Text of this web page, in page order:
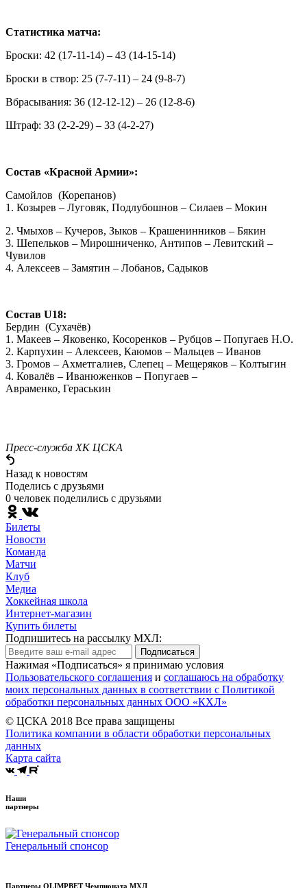
Статистика матча:
Броски: 42 (17-11-14) – 43 (14-15-14)
Броски в створ: 25 (7-7-11) – 24 (9-8-7)
Вбрасывания: 36 (12-12-12) – 26 (12-8-6)
Штраф: 33 (2-2-29) – 33 (4-2-27)
Состав «Красной Армии»:
Самойлов (Корепанов)
1. Козырев – Луговяк, Подлубошнов – Силаев – Мокин
2. Чмыхов – Кучеров, Зыков – Крашенинников – Бякин
3. Шепельков – Мирошниченко, Антипов – Левитский –
Чувилов
4. Алексеев – Замятин – Лобанов, Садыков
Состав U18:
Бердин (Сухачёв)
1. Макеев – Яковенко, Косоренков – Рубцов – Попугаев Н.О.
2. Карпухин – Алексеев, Каюмов – Мальцев – Иванов
3. Громов – Ахметгалиев, Слепец – Мещеряков – Колтыгин
4. Ковалёв – Иванюженков – Попугаев –
Авраменко, Гераськин
Пресс-служба ХК ЦСКА
Назад к новостям
Поделись c друзьями
0 человек поделились c друзьями
Билеты
Новости
Команда
Матчи
Клуб
Медиа
Хоккейная школа
Интернет-магазин
Купить билеты
Подпишитесь на рассылку МХЛ:
Подписаться
Нажимая «Подписаться» я принимаю условия
Пользовательского соглашения и соглашаюсь на обработку
моих персональных данных в соответствии с Политикой
обработки персональных данных ООО «КХЛ»
© ЦСКА 2018 Все права защищены
Политика компании в области обработки персональных
данных
Карта сайта
Наши
партнеры
Генеральный спонсор
Партнеры OLIMPBET Чемпионата МХЛ